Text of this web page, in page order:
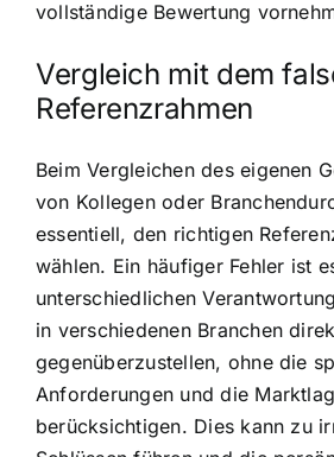
vollständige Bewertung
Vergleich mit dem
Referenzrahmen
Beim Vergleichen des eigenen
von Kollegen oder
essentiell, den richtigen
wählen. Ein häufiger Fehler ist
unterschiedlichen
in verschiedenen Branchen
gegenüberzustellen, ohne die
Anforderungen und die
berücksichtigen. Dies kann zu